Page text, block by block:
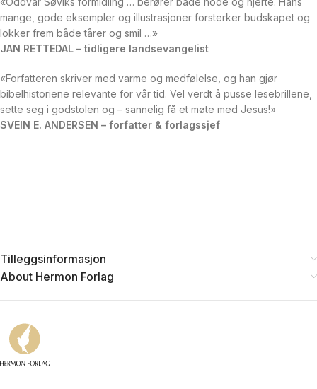
mange, gode eksempler og illustrasjoner forsterker budskapet og
lokker frem både tårer og smil …»
JAN RETTEDAL – tidligere landsevangelist
«Forfatteren skriver med varme og medfølelse, og han gjør
bibelhistoriene relevante for vår tid. Vel verdt å pusse lesebrillene,
sette seg i godstolen og – sannelig få et møte med Jesus!»
SVEIN E. ANDERSEN – forfatter & forlagssjef
Tilleggsinformasjon
About Hermon Forlag